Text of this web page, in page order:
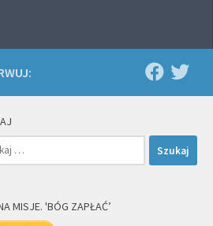
MISJE. 'BÓG ZAPŁAĆ’